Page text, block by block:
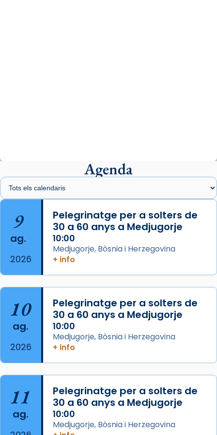
presidit aquest 27 de juliol la missa de Les
Santes de Mataró.
🔗
📸 J. Merino
Photo
View on Facebook ·
de Barcelona.
Aquest dilluns, 27 de juliol, ha tingut lloc la
missa d’acció de gràcies en agraïment al
comitè organitzador de la visita apostòlica
del Sant Pare Lleó XIV a Barcelona, i als
col·laboradors, a la Catedral de Barcelona.
L’arquebisbe de Barcelona, el cardenal Joan
Josep Omella, ha presidit la missa i l’ha
concelebrat el bisbe auxiliar de Barcelona,
Mons. David Abadías.
📸 Dr. G. Simón
Agenda
9
ag.
2026
Pelegrinatge per a solters de
30 a 60 anys a Medjugorje
10:00
Medjugorje, Bòsnia i Herzegovina
+ info
10
ag.
2026
Pelegrinatge per a solters de
30 a 60 anys a Medjugorje
10:00
Medjugorje, Bòsnia i Herzegovina
+ info
11
ag.
Pelegrinatge per a solters de
30 a 60 anys a Medjugorje
10:00
Medjugorje, Bòsnia i Herzegovina